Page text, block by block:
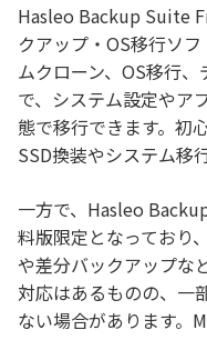
Hasleo Backup Suite
クアップ・OS移行ソ
ムクローン、OS移行
で、システム設定やア
態で移行できます。初
SSD換装やシステム移
一方で、Hasleo
料版限定となっており
や差分バックアップな
対応はあるものの、一
ない場合があります。